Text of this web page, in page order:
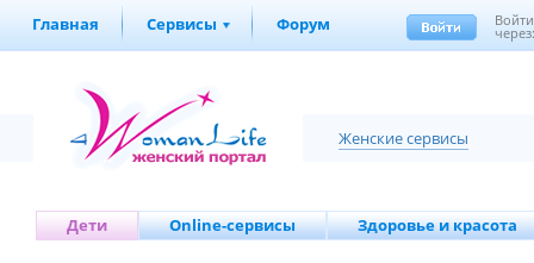
Главная Сервисы Форум Войти
Женские сервисы
Дети Online-сервисы Здоровье и красота